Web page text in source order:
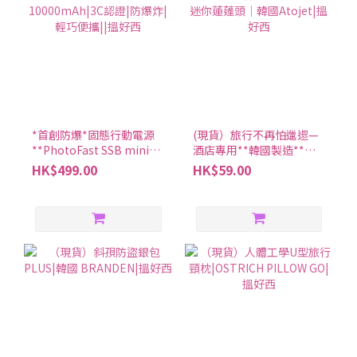
*首創防爆*固態行動電源
**PhotoFast SSB mini
10000mAh|3C認證|防爆
炸|輕巧便攜||搵好西
HK$499.00
(現貨）旅行不再怕邋遢—
酒店專用**韓國製造**第
三代迷你蓮蓬頭│韓國
Atojet|搵好西
HK$59.00